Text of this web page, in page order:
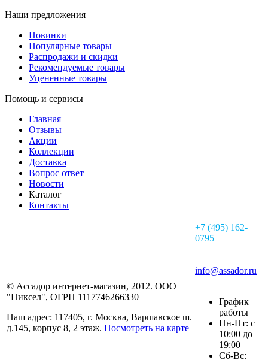
Наши предложения
Новинки
Популярные товары
Распродажи и скидки
Рекомендуемые товары
Уцененные товары
Помощь и сервисы
Главная
Отзывы
Акции
Коллекции
Доставка
Вопрос ответ
Новости
Каталог
Контакты
© Ассадор интернет-магазин, 2012. ООО
"Пиксел", ОГРН 1117746266330
Наш адрес: 117405, г. Москва, Варшавское ш.
д.145, корпус 8, 2 этаж. Посмотреть на карте
+7 (495) 162-
0795
info@assador.ru
График
работы
Пн-Пт: с
10:00 до
19:00
Сб-Вс: